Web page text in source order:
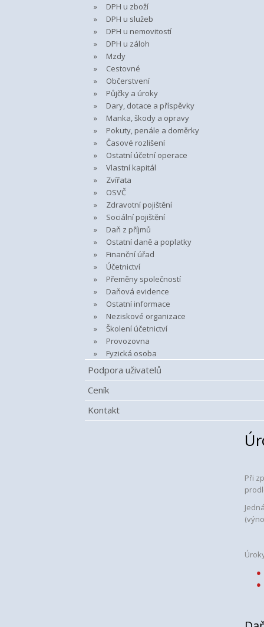
DPH u zboží
DPH u služeb
DPH u nemovitostí
DPH u záloh
Mzdy
Cestovné
Občerstvení
Půjčky a úroky
Dary, dotace a příspěvky
Manka, škody a opravy
Pokuty, penále a doměrky
Časové rozlišení
Ostatní účetní operace
Vlastní kapitál
Zvířata
OSVČ
Zdravotní pojištění
Sociální pojištění
Daň z příjmů
Ostatní daně a poplatky
Finanční úřad
Účetnictví
Přeměny společností
Daňová evidence
Ostatní informace
Neziskové organizace
Školení účetnictví
Provozovna
Fyzická osoba
Podpora uživatelů
Ceník
Kontakt
Při